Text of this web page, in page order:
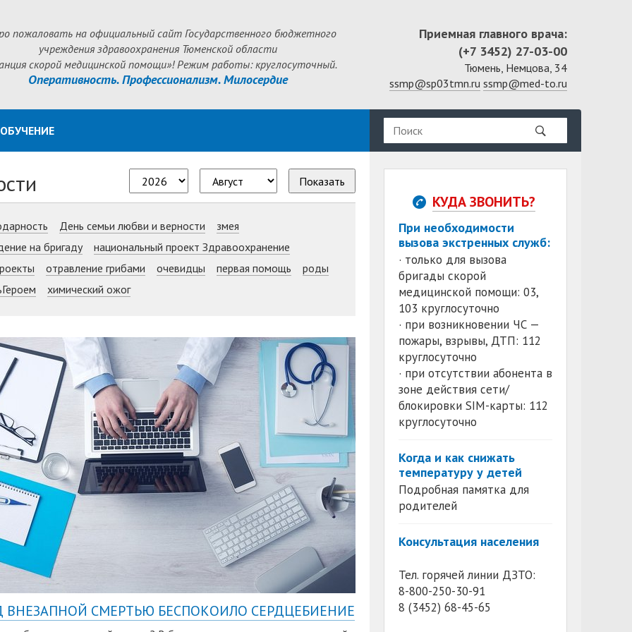
пожаловать на официальный сайт Государственного бюджетного
учреждения здравоохранения Тюменской области
скорой медицинской помощи»! Режим работы: круглосуточный.
Оперативность. Профессионализм. Милосердие
Приемная главного врача:
(+7 3452) 27-03-00
Тюмень, Немцова, 34
ssmp@sp03tmn.ru ssmp@med-to.ru
ОБУЧЕНИЕ
Показать
День семьи любви и верности
змея
на бригаду
национальный проект Здравоохранение
отравление грибами очевидцы первая помощь
роды
химический ожог
ВНЕЗАПНОЙ СМЕРТЬЮ БЕСПОКОИЛО СЕРДЦЕБИЕНИЕ
КУДА ЗВОНИТЬ?
При необходимости
вызова экстренных служб:
· только для вызова
бригады скорой
медицинской помощи: 03,
103 круглосуточно
· при возникновении ЧС —
пожары, взрывы, ДТП: 112
круглосуточно
· при отсутствии абонента в
зоне действия сети/
блокировки SIM-карты: 112
круглосуточно
Когда и как снижать
температуру у детей
Подробная памятка для
родителей
Консультация населения
Тел. горячей линии ДЗТО:
8-800-250-30-91
8 (3452) 68-45-65